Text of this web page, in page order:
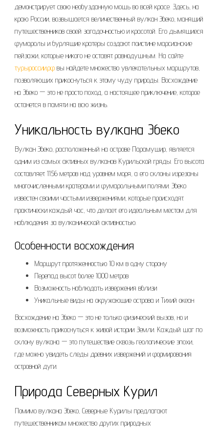
демонстрирует свою необузданную мощь во всей красе. Здесь, на
краю России, возвышается величественный вулкан Эбеко, манящий
путешественников своей загадочностью и красотой. Его дымящиеся
фумаролы и бурлящие кратеры создают поистине марсианские
пейзажи, которые никого не оставят равнодушным. На сайте
турыроссии.рф вы найдете множество увлекательных маршрутов,
позволяющих прикоснуться к этому чуду природы. Восхождение
на Эбеко — это не просто поход, а настоящее приключение, которое
останется в памяти на всю жизнь.
Уникальность вулкана Эбеко
Вулкан Эбеко, расположенный на острове Парамушир, является
одним из самых активных вулканов Курильской гряды. Его высота
составляет 1156 метров над уровнем моря, а его склоны изрезаны
многочисленными кратерами и фумарольными полями. Эбеко
известен своими частыми извержениями, которые происходят
практически каждый час, что делает его идеальным местом для
наблюдения за вулканической активностью.
Особенности восхождения
Маршрут протяженностью 10 км в одну сторону
Перепад высот более 1000 метров
Возможность наблюдать извержения вблизи
Уникальные виды на окружающие острова и Тихий океан
Восхождение на Эбеко — это не только физический вызов, но и
возможность прикоснуться к живой истории Земли. Каждый шаг по
склону вулкана — это путешествие сквозь геологические эпохи,
где можно увидеть следы древних извержений и формирования
островной дуги.
Природа Северных Курил
Помимо вулкана Эбеко, Северные Курилы предлагают
путешественникам множество других природных